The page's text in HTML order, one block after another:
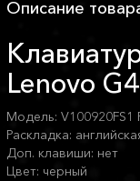
Описание
Lenovo
Модель: V100920FS1
Раскладка:
Доп. клавиши: нет
Цвет: черный